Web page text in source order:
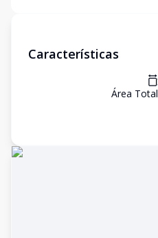
Características
Área Total